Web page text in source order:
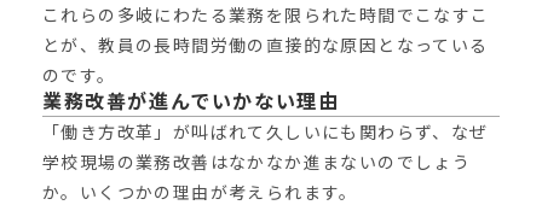
これらの多岐にわたる業務を限られた時間でこなすこ
とが、教員の長時間労働の直接的な原因となっている
のです。
業務改善が進んでいかない理由
「働き方改革」が叫ばれて久しいにも関わらず、なぜ
学校現場の業務改善はなかなか進まないのでしょう
か。いくつかの理由が考えられます。